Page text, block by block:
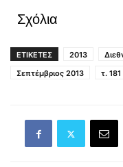
Σχόλια
ΕΤΙΚΕΤΕΣ 2013
Σεπτέμβριος 2013
τ. 181